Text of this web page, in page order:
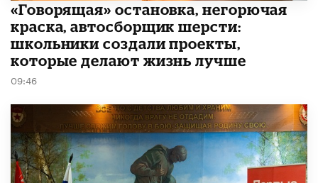
​«Говорящая» остановка, негорючая
краска, автосборщик шерсти:
школьники создали проекты,
которые делают жизнь лучше
09:46